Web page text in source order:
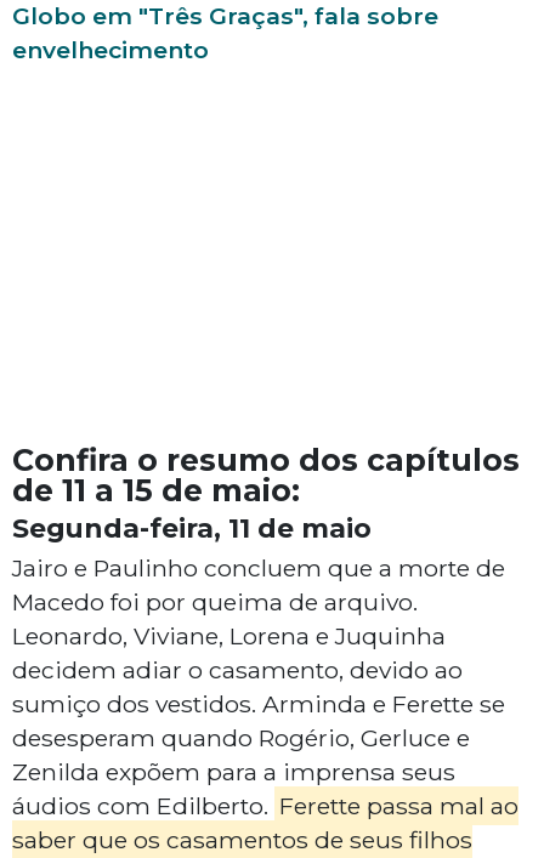
Globo em "Três Graças", fala sobre
envelhecimento
Confira o resumo dos capítulos
de 11 a 15 de maio:
Segunda-feira, 11 de maio
Jairo e Paulinho concluem que a morte de
Macedo foi por queima de arquivo.
Leonardo, Viviane, Lorena e Juquinha
decidem adiar o casamento, devido ao
sumiço dos vestidos. Arminda e Ferette se
desesperam quando Rogério, Gerluce e
Zenilda expõem para a imprensa seus
áudios com Edilberto. Ferette passa mal ao
saber que os casamentos de seus filhos